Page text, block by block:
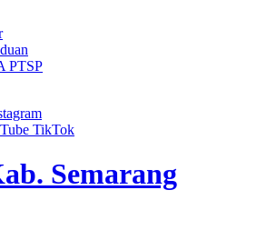
PTSP
TikTok
Semarang